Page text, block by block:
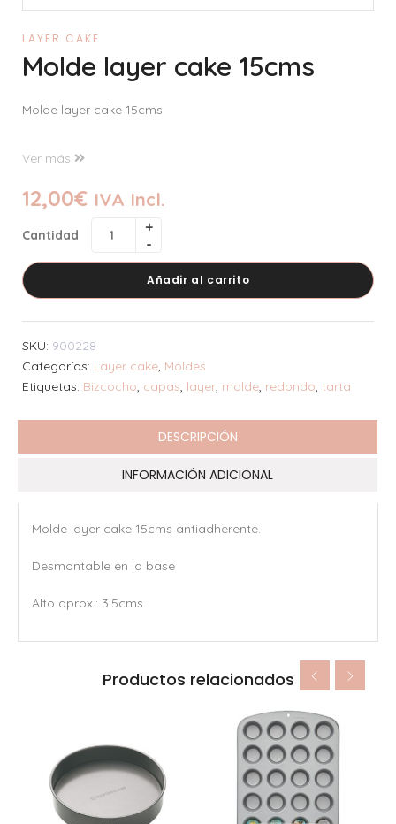
LAYER CAKE
Molde layer cake 15cms
Molde layer cake 15cms
Ver más
12,00€ IVA Incl.
Cantidad
Añadir al carrito
SKU: 900228
Categorías: Layer cake, Moldes
Etiquetas: Bizcocho, capas, layer, molde, redondo, tarta
DESCRIPCIÓN
INFORMACIÓN ADICIONAL
Molde layer cake 15cms antiadherente.
Desmontable en la base
Alto aprox.: 3.5cms
Productos relacionados